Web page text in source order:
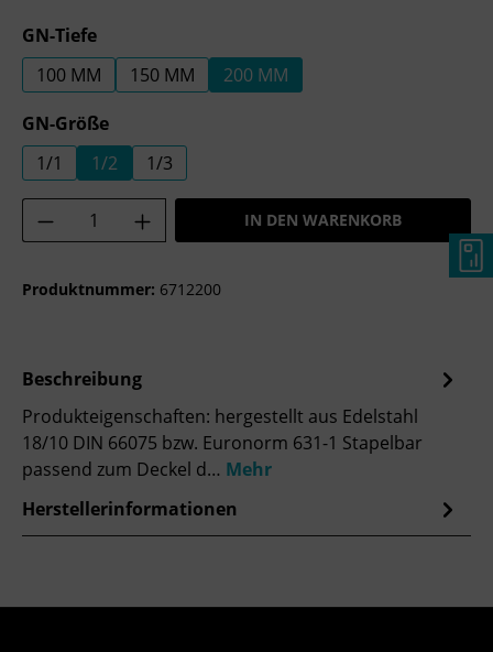
GN-Tiefeauswählen
100 MM
150 MM
200 MM
GN-Größeauswählen
1/1
1/2 1/3
Produkt Anzahl: Gib den gewünschten
IN DEN WARENKORB
Produktnummer: 6712200
Beschreibung
Produkteigenschaften: hergestellt aus Edelstahl
18/10 DIN 66075 bzw. Euronorm 631-1 Stapelbar
passend zum Deckel d… Mehr
Herstellerinformationen